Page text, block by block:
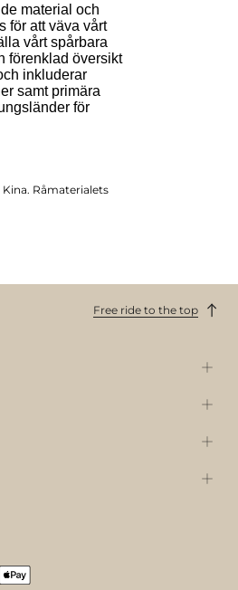
material och
för att väva vårt
vårt spårbara
förenklad översikt
inkluderar
samt primära
för
Råmaterialets
Free ride to the top